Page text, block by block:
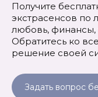
Получите
экстрасенсов
любовь, финансы,
Обратитесь ко
решение своей
Задать вопрос